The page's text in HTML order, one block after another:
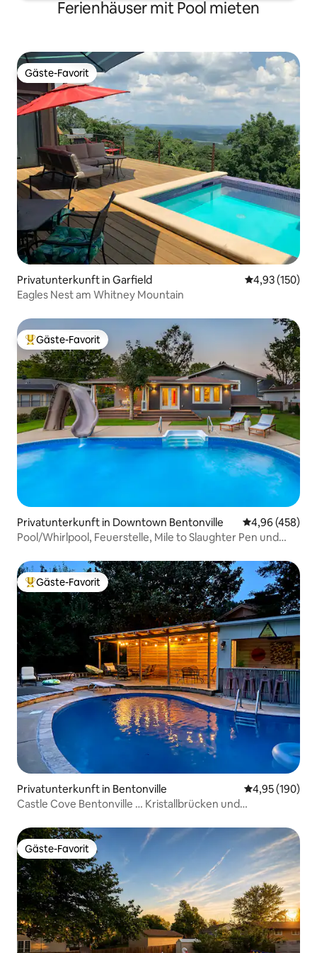
Ferienhäuser mit Pool mieten
Gäste-Favorit
Gäste-Favorit
Privatunterkunft in Garfield
4,93 (150)
Eagles Nest am Whitney Mountain
Beliebter Gäste-Favorit.
Gäste-Favorit
Privatunterkunft in Downtown Bentonville
4,96 (458)
Pool/Whirlpool, Feuerstelle, Mile to Slaughter Pen und
Beliebter Gäste-Favorit.
Gäste-Favorit
Privatunterkunft in Bentonville
4,95 (190)
Castle Cove Bentonville … Kristallbrücken und
Gäste-Favorit
Gäste-Favorit